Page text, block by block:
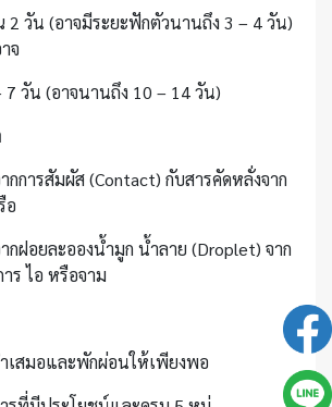
2 วัน (อาจมีระยะฟักตัวนานถึง 3 – 4 วัน)
จ
7 วัน (อาจนานถึง 10 – 14 วัน)
กการสัมผัส (Contact) กับสารคัดหลั่งจาก
อ
กฝอยละอองน้ำมูก น้ำลาย (Droplet) จาก
ร ไอ หรือจาม
เสมอและพักผ่อนให้เพียงพอ